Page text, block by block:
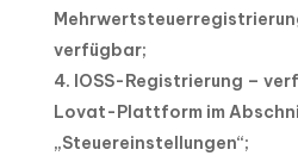
verfügbar;
IOSS-Registrierung –
Lovat-Plattform im
„Steuereinstellungen“;